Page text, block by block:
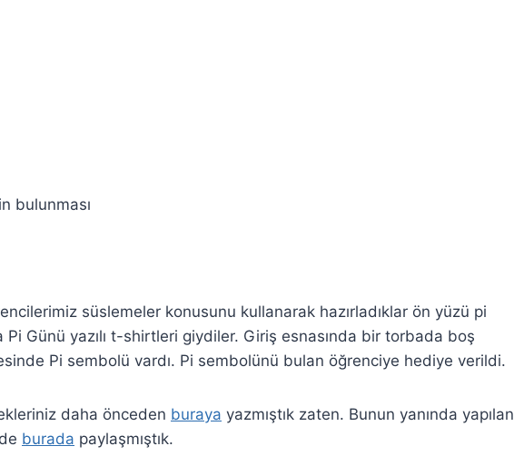
bulunması
süslemeler konusunu kullanarak hazırladıklar ön yüzü pi
Günü yazılı t-shirtleri giydiler. Giriş esnasında bir torbada boş
Pi sembolü vardı. Pi sembolünü bulan öğrenciye hediye verildi.
daha önceden buraya yazmıştık zaten. Bunun yanında yapılan
burada paylaşmıştık.